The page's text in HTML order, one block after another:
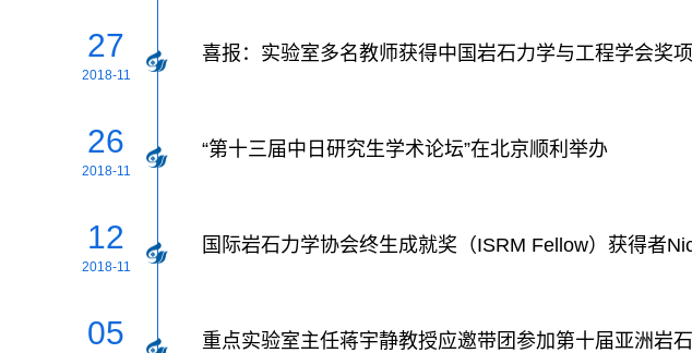
27
2018-11
喜报：实验室多名教师获得中国岩石力学与工程学会奖项
26
2018-11
“第十三届中日研究生学术论坛”在北京顺利举办
12
2018-11
国际岩石力学协会终生成就奖（ISRM Fellow）获得者
05 重点实验室主任蒋宇静教授应邀带团参加第十届亚洲岩